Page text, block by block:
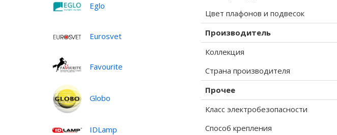
Eglo
Eurosvet
Favourite
Globo
IDLamp
Цвет плафонов и подвесок
Производитель
Коллекция
Страна производителя
Прочее
Класс электробезопасности
Способ крепления